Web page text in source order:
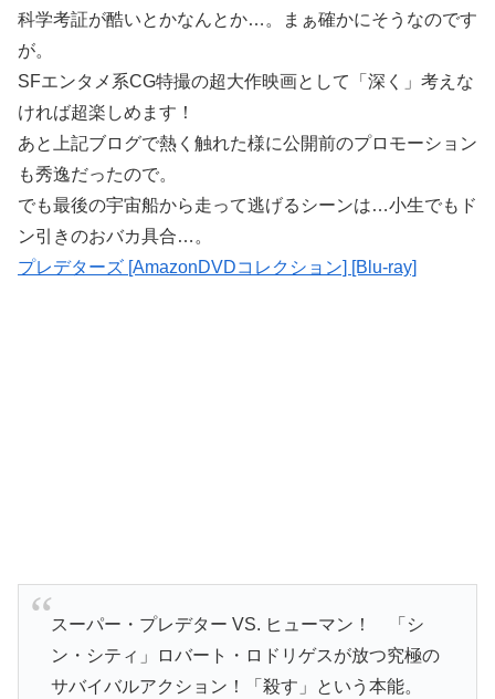
科学考証が酷いとかなんとか…。まぁ確かにそうなのです
が。
SFエンタメ系CG特撮の超大作映画として「深く」考えな
ければ超楽しめます！
あと上記ブログで熱く触れた様に公開前のプロモーション
も秀逸だったので。
でも最後の宇宙船から走って逃げるシーンは…小生でもド
ン引きのおバカ具合…。
プレデターズ [AmazonDVDコレクション] [Blu-ray]
スーパー・プレデター VS. ヒューマン！ 「シ
ン・シティ」ロバート・ロドリゲスが放つ究極の
サバイバルアクション！「殺す」という本能。